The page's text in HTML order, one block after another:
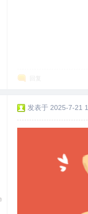
发表于 2025-7-21